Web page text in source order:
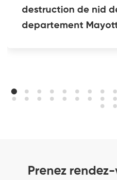
destruction de nid
departement
Prenez